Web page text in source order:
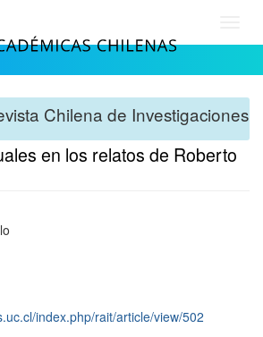
Chilena de Investigaciones
en los relatos de Roberto
index.php/rait/article/view/502